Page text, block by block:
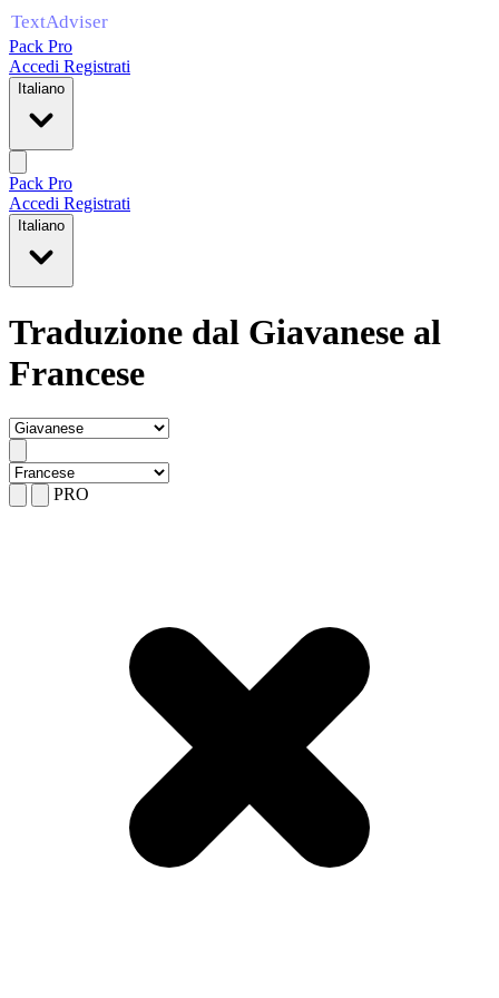
Pack Pro
Accedi Registrati
Italiano
Pack Pro
Accedi Registrati
Italiano
Traduzione dal Giavanese al
Francese
PRO